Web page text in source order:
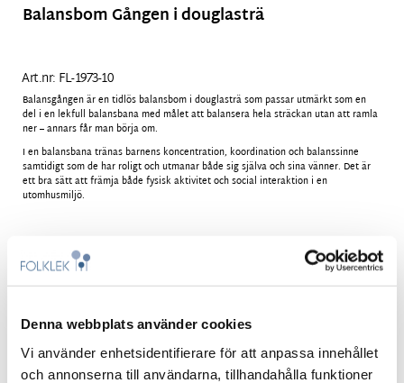
Denna webbplats använder cookies
Vi använder enhetsidentifierare för att anpassa innehållet
och annonserna till användarna, tillhandahålla funktioner
Balansbom Gången i douglasträ
Art.nr: FL-1973-10
Balansgången är en tidlös balansbom i douglasträ som passar utmärkt som en
del i en lekfull balansbana med målet att balansera hela sträckan utan att ramla
ner – annars får man börja om.
I en balansbana tränas barnens koncentration, koordination och balanssinne
samtidigt som de har roligt och utmanar både sig själva och sina vänner. Det är
ett bra sätt att främja både fysisk aktivitet och social interaktion i en
utomhusmiljö.
Teknisk information:
Åldersgrupp:3–12
Längd:2000 mm
Säkerhetsområde:5000 x 3100 mm
Förankring:
Nedgjutning
Stomme:Douglasgran och varmförzinkat stål